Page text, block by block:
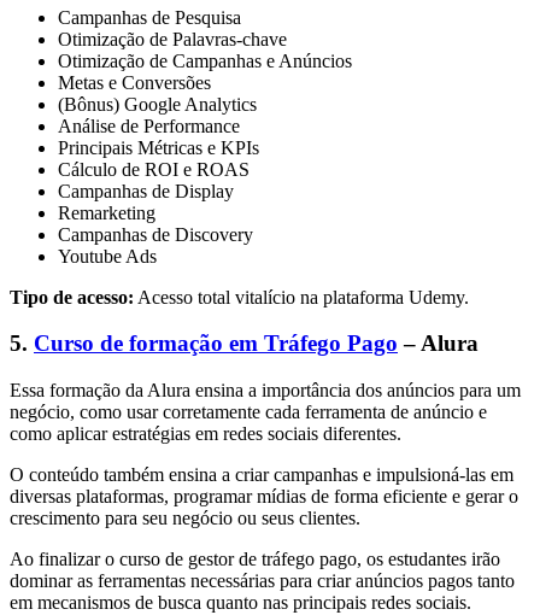
Campanhas de Pesquisa
Otimização de Palavras-chave
Otimização de Campanhas e Anúncios
Metas e Conversões
(Bônus) Google Analytics
Análise de Performance
Principais Métricas e KPIs
Cálculo de ROI e ROAS
Campanhas de Display
Remarketing
Campanhas de Discovery
Youtube Ads
Tipo de acesso: Acesso total vitalício na plataforma Udemy.
5. Curso de formação em Tráfego Pago – Alura
Essa formação da Alura ensina a importância dos anúncios para um
negócio, como usar corretamente cada ferramenta de anúncio e
como aplicar estratégias em redes sociais diferentes.
O conteúdo também ensina a criar campanhas e impulsioná-las em
diversas plataformas, programar mídias de forma eficiente e gerar o
crescimento para seu negócio ou seus clientes.
Ao finalizar o curso de gestor de tráfego pago, os estudantes irão
dominar as ferramentas necessárias para criar anúncios pagos tanto
em mecanismos de busca quanto nas principais redes sociais.